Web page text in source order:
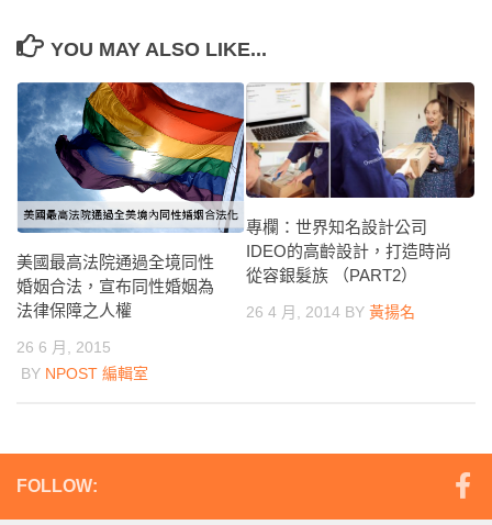
YOU MAY ALSO LIKE...
美國最高法院通過全境同性
婚姻合法，宣布同性婚姻為
法律保障之人權
26 6 月, 2015
BY NPOST 編輯室
專欄：世界知名設計公司
IDEO的高齡設計，打造時尚
從容銀髮族 （PART2）
26 4 月, 2014 BY 黃揚名
FOLLOW: